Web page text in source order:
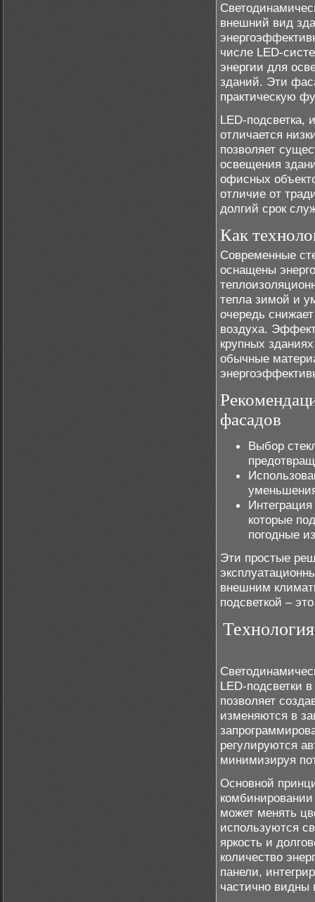
внешний вид
числе LED-
энергии для
зданий. Эти
практическую
LED-подсветка,
отличается
позволяет
освещения
офисных
отличие от
долгий срок
Как
Современные
оснащены
тепла зимой и
очередь
воздуха.
крупных
обычные
фасадов
Выбор
которые
погодные
Эти простые
внешним
подсветкой –
LED-подсветки
позволяет
изменяются в
регулируются
минимизируя
Основной
комбинировании
может менять
используются
яркость и
количество
панели,
частично видны